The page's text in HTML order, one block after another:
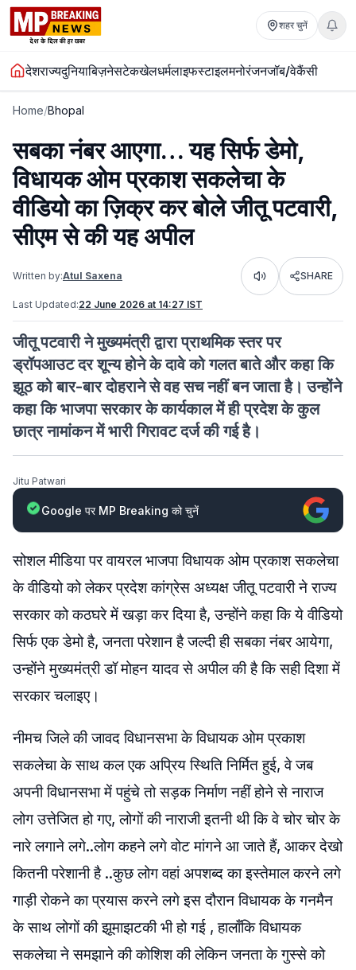
शहर चुनें
देशराज्यदुनियाबिज़नेसटेकखेलधर्मलाइफस्टाइलमनोरंजनजॉब/वेकैंसी
Home/Bhopal
सबका नंबर आएगा… यह सिर्फ डेमो,
विधायक ओम प्रकाश सकलेचा के
वीडियो का ज़िक्र कर बोले जीतू पटवारी,
सीएम से की यह अपील
Written by:Atul Saxena Listen SHARE
Last Updated:22 June 2026 at 14:27 IST
जीतू पटवारी ने मुख्यमंत्री द्वारा प्राथमिक स्तर पर
ड्रॉपआउट दर शून्य होने के दावे को गलत बाते और कहा कि
झूठ को बार-बार दोहराने से वह सच नहीं बन जाता है। उन्होंने
कहा कि भाजपा सरकार के कार्यकाल में ही प्रदेश के कुल
छात्र नामांकन में भारी गिरावट दर्ज की गई है।
Jitu Patwari
Google पर MP Breaking को चुनें
सोशल मीडिया पर वायरल भाजपा विधायक ओम प्रकाश सकलेचा
के वीडियो को लेकर प्रदेश कांग्रेस अध्यक्ष जीतू पटवारी ने राज्य
सरकार को कठघरे में खड़ा कर दिया है, उन्होंने कहा कि ये वीडियो
सिर्फ एक डेमो है, जनता परेशान है जल्दी ही सबका नंबर आयेगा,
उन्होंने मुख्यमंत्री डॉ मोहन यादव से अपील की है कि सही दिशा में
सरकार चलाइए।
नीमच जिले की जावद विधानसभा के विधायक ओम प्रकाश
सकलेचा के साथ कल एक अप्रिय स्थिति निर्मित हुई, वे जब
अपनी विधानसभा में पहुंचे तो सड़क निर्माण नहीं होने से नाराज
लोग उत्तेजित हो गए, लोगों की नाराजी इतनी थी कि वे चोर चोर के
नारे लगाने लगे..लोग कहने लगे वोट मांगने आ जाते हैं, आकर देखो
कितनी परेशानी है ..कुछ लोग वहां अपशब्द का इस्तेमाल करने लगे
गाड़ी रोकने का प्रयास करने लगे इस दौरान विधायक के गनमैन
के साथ लोगों की झूमाझटकी भी हो गई , हालाँकि विधायक
सकलेचा ने समझाने की कोशिश की लेकिन जनता के गुस्से को